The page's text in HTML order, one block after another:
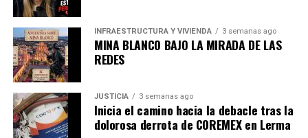
descartaque este hecho esté relacionado con un
intento de robo del vehículo.
admin
INFRAESTRUCTURA Y VIVIENDA 3 semanas ago
MINA BLANCO BAJO LA MIRADA DE LAS
REDES
JUSTICIA 3 semanas ago
Inicia el camino hacia la debacle tras la
dolorosa derrota de COREMEX en Lerma